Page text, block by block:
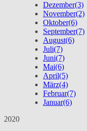
Dezember(3)
November(2)
Oktober(6)
September(7)
August(6)
Juli(7)
Juni(7)
Mai(6)
April(5)
März(4)
Februar(7)
Januar(6)
2020